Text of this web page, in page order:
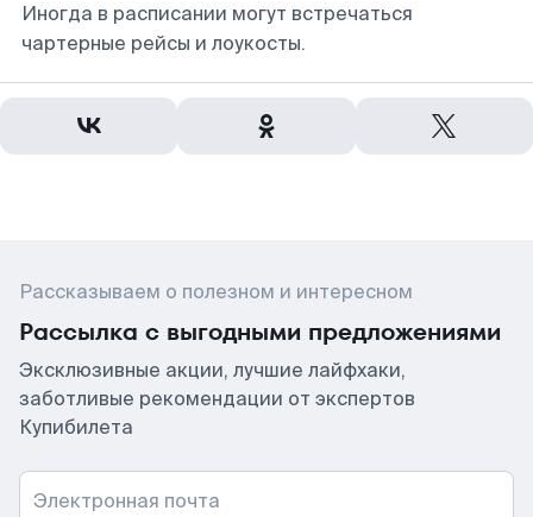
Иногда в расписании могут встречаться
чартерные рейсы и лоукосты.
Рассказываем о полезном и интересном
Рассылка с выгодными предложениями
Эксклюзивные акции, лучшие лайфхаки,
заботливые рекомендации от экспертов
Купибилета
Электронная почта